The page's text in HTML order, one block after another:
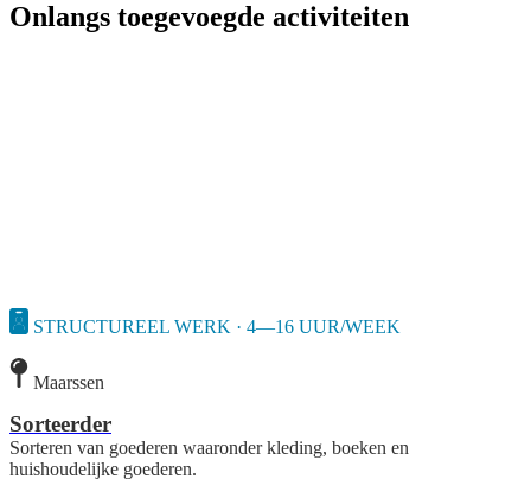
Onlangs toegevoegde activiteiten
STRUCTUREEL WERK · 4—16 UUR/WEEK
Maarssen
Sorteerder
Sorteren van goederen waaronder kleding, boeken en
huishoudelijke goederen.